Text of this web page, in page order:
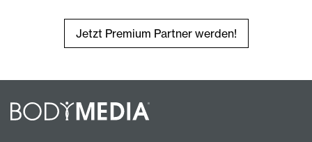
Jetzt Premium Partner werden!